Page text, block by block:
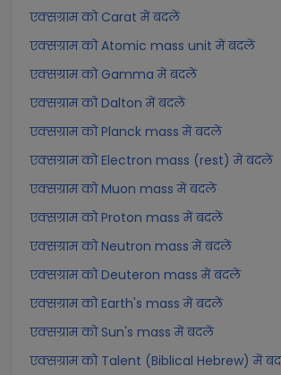
एक्सग्राम को Carat में बदलें
एक्सग्राम को Atomic mass unit में बदलें
एक्सग्राम को Gamma में बदलें
एक्सग्राम को Dalton में बदलें
एक्सग्राम को Planck mass में बदलें
एक्सग्राम को Electron mass (rest) में बदलें
एक्सग्राम को Muon mass में बदलें
एक्सग्राम को Proton mass में बदलें
एक्सग्राम को Neutron mass में बदलें
एक्सग्राम को Deuteron mass में बदलें
एक्सग्राम को Earth's mass में बदलें
एक्सग्राम को Sun's mass में बदलें
एक्सग्राम को Talent (Biblical Hebrew) में